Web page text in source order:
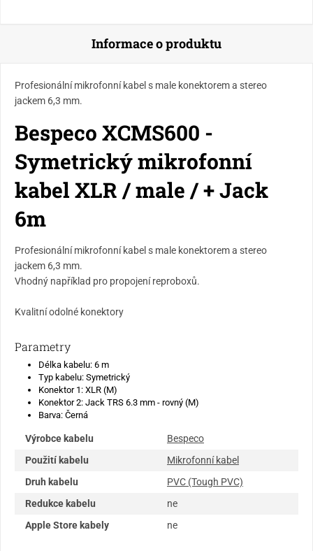
Informace o produktu
Profesionální mikrofonní kabel s male konektorem a stereo
jackem 6,3 mm.
Bespeco XCMS600 -
Symetrický mikrofonní
kabel XLR / male / + Jack
6m
Profesionální mikrofonní kabel s male konektorem a stereo
jackem 6,3 mm.
Vhodný například pro propojení reproboxů.
Kvalitní odolné konektory
Parametry
Délka kabelu: 6 m
Typ kabelu: Symetrický
Konektor 1: XLR (M)
Konektor 2: Jack TRS 6.3 mm - rovný (M)
Barva: Černá
Výrobce kabelu
Bespeco
Použití kabelu
Mikrofonní kabel
Druh kabelu
PVC (Tough PVC)
Redukce kabelu
ne
Apple Store kabely
ne